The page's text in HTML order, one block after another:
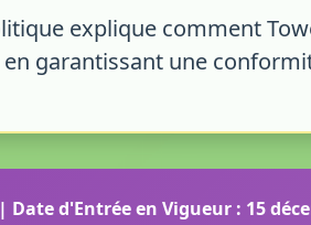
explique comment
garantissant une
Date d'Entrée en Vigueur : 15